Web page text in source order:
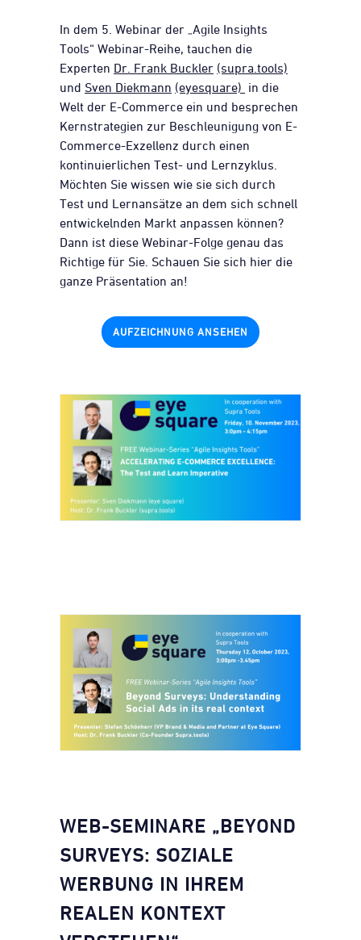
In dem 5. Webinar der „Agile Insights
Tools“ Webinar-Reihe, tauchen die
Experten Dr. Frank Buckler (supra.tools)
und Sven Diekmann (eyesquare) in die
Welt der E-Commerce ein und besprechen
Kernstrategien zur Beschleunigung von E-
Commerce-Exzellenz durch einen
kontinuierlichen Test- und Lernzyklus.
Möchten Sie wissen wie sie sich durch
Test und Lernansätze an dem sich schnell
entwickelnden Markt anpassen können?
Dann ist diese Webinar-Folge genau das
Richtige für Sie. Schauen Sie sich hier die
ganze Präsentation an!
AUFZEICHNUNG ANSEHEN
WEB-SEMINARE „BEYOND
SURVEYS: SOZIALE
WERBUNG IN IHREM
REALEN KONTEXT